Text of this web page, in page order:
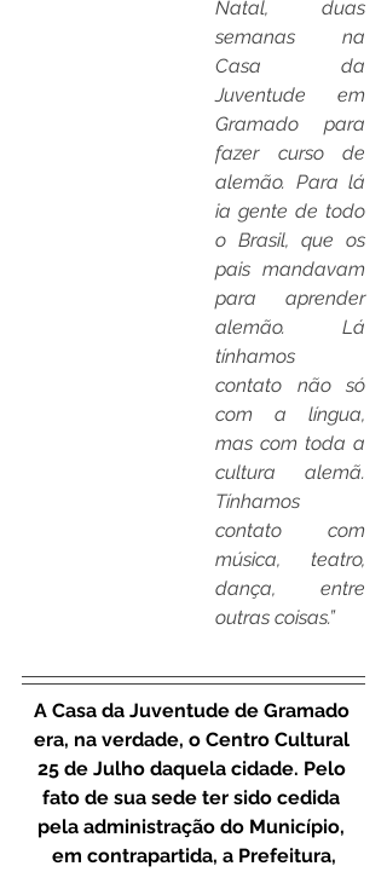
Natal, duas
semanas na
Casa da
Juventude em
Gramado para
fazer curso de
alemão. Para lá
ia gente de todo
o Brasil, que os
pais mandavam
para aprender
alemão. Lá
tínhamos
contato não só
com a língua,
mas com toda a
cultura alemã.
Tínhamos
contato com
música, teatro,
dança, entre
outras coisas.”
A Casa da Juventude de Gramado
era, na verdade, o Centro Cultural
25 de Julho daquela cidade. Pelo
fato de sua sede ter sido cedida
pela administração do Município,
em contrapartida, a Prefeitura,